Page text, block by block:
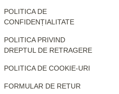
POLITICA DE
CONFIDENȚIALITATE
POLITICA PRIVIND
DREPTUL DE RETRAGERE
POLITICA DE COOKIE-URI
FORMULAR DE RETUR